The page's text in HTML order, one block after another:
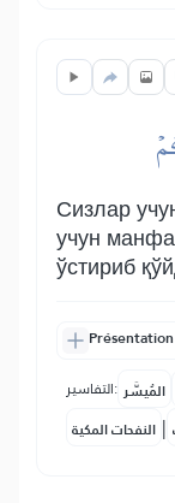
Сизлар
учун
ўстириб
التفاسير: المُيسَّر
النفحات المكية |